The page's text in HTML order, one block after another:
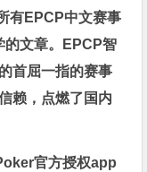
有EPCP中文赛事
的文章。EPCP智
首屈一指的赛事
赖，点燃了国内
官方授权app